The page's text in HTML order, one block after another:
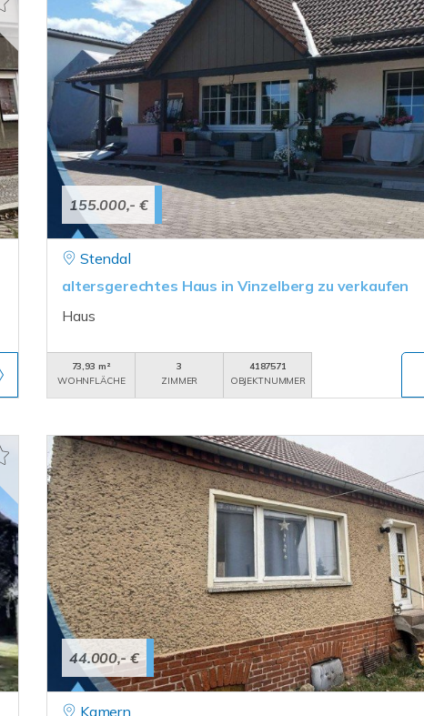
155.000,- €
Stendal
altersgerechtes Haus in Vinzelberg zu verkaufen
Haus
73,93 m²
WOHNFLÄCHE
3
ZIMMER
4187571
OBJEKTNUMMER
44.000,- €
Kamern